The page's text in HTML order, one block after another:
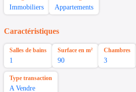
Immobiliers Appartements
Caractéristiques
Salles de bains
1
Surface en m²
90
Chambres
3
Type transaction
A Vendre